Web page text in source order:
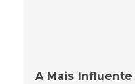
A Mais